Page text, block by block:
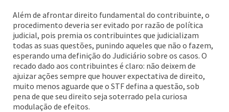
Além de afrontar direito fundamental do contribuinte, o
procedimento deveria ser evitado por razão de política
judicial, pois premia os contribuintes que judicializam
todas as suas questões, punindo aqueles que não o fazem,
esperando uma definição do Judiciário sobre os casos. O
recado dado aos contribuintes é claro: não deixem de
ajuizar ações sempre que houver expectativa de direito,
muito menos aguarde que o STF defina a questão, sob
pena de que seu direito seja soterrado pela curiosa
modulação de efeitos.